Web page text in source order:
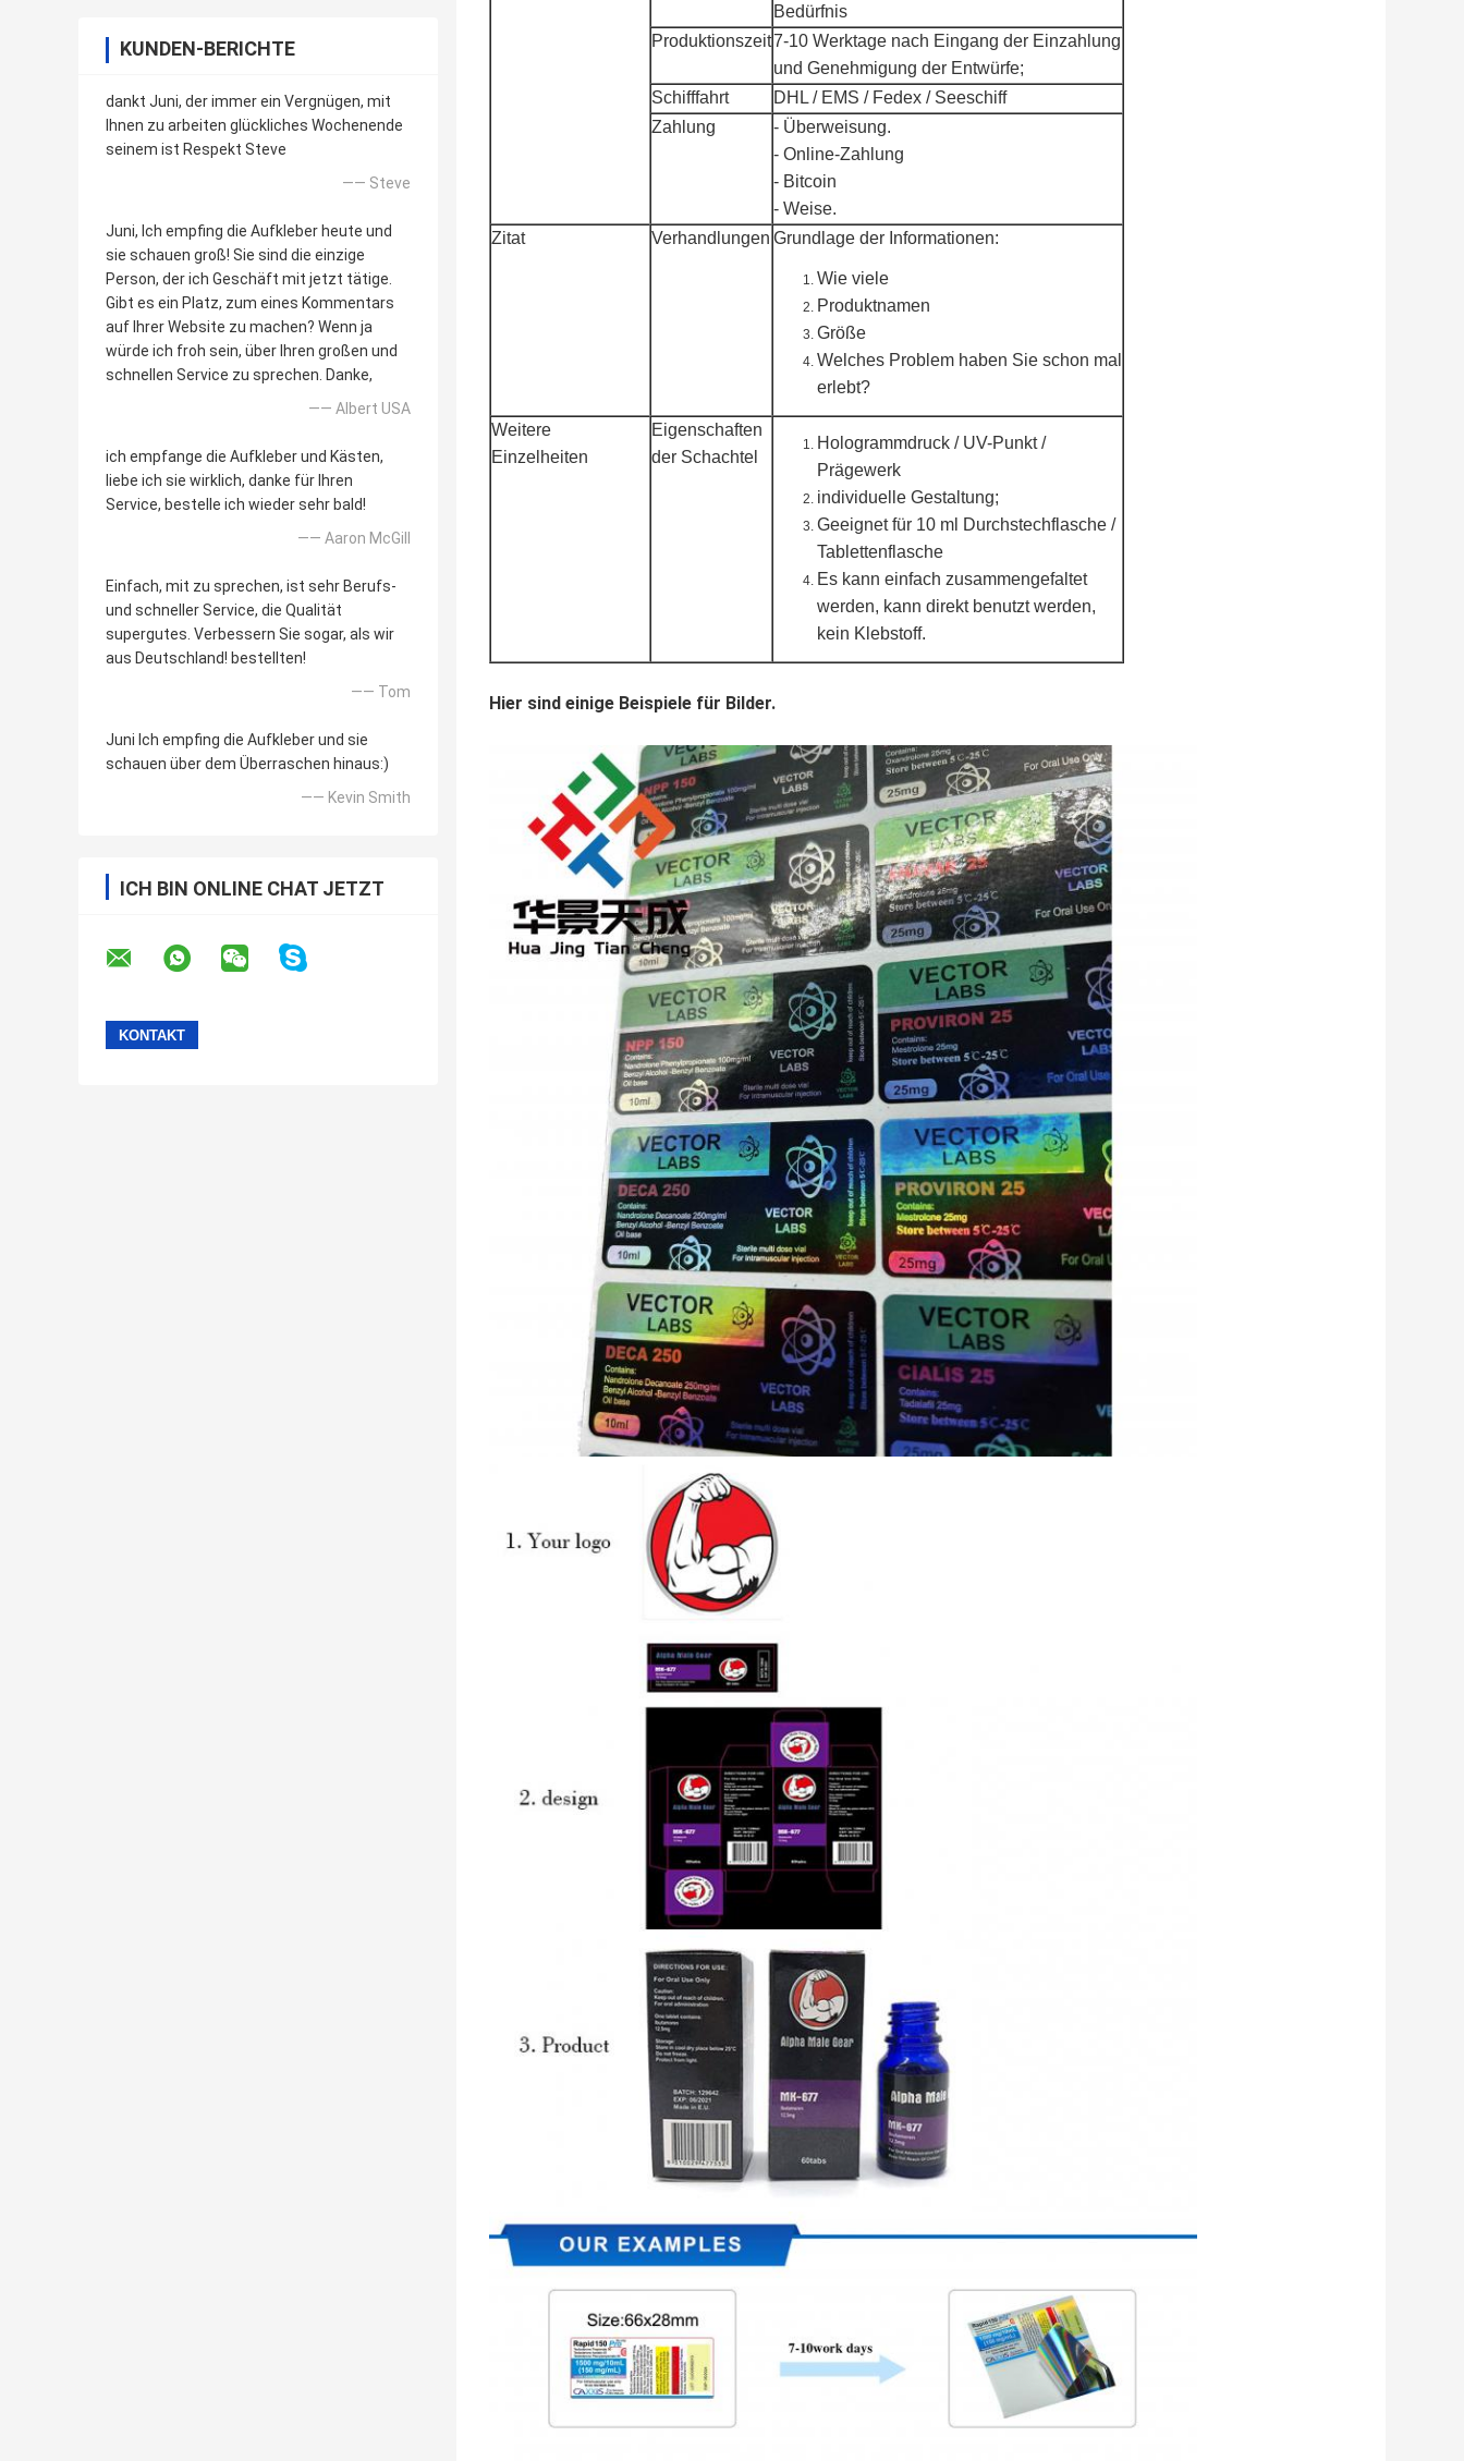
KUNDEN-BERICHTE
dankt Juni, der immer ein Vergnügen, mit
Ihnen zu arbeiten glückliches Wochenende
seinem ist Respekt Steve
—— Steve
Juni, Ich empfing die Aufkleber heute und
sie schauen groß! Sie sind die einzige
Person, der ich Geschäft mit jetzt tätige.
Gibt es ein Platz, zum eines Kommentars
auf Ihrer Website zu machen? Wenn ja
würde ich froh sein, über Ihren großen und
schnellen Service zu sprechen. Danke,
—— Albert USA
ich empfange die Aufkleber und Kästen,
liebe ich sie wirklich, danke für Ihren
Service, bestelle ich wieder sehr bald!
—— Aaron McGill
Einfach, mit zu sprechen, ist sehr Berufs-
und schneller Service, die Qualität
supergutes. Verbessern Sie sogar, als wir
aus Deutschland! bestellten!
—— Tom
Juni Ich empfing die Aufkleber und sie
schauen über dem Überraschen hinaus:)
—— Kevin Smith
ICH BIN ONLINE CHAT JETZT
Bedürfnis
Produktionszeit7-10 Werktage nach Eingang der Einzahlung
und Genehmigung der Entwürfe;
Schifffahrt
DHL / EMS / Fedex / Seeschiff
Zahlung
- Überweisung.
- Online-Zahlung
- Bitcoin
- Weise.
Zitat
Verhandlungen Grundlage der Informationen:
Wie viele
Produktnamen
Größe
Welches Problem haben Sie schon mal
erlebt?
Weitere
Einzelheiten
Eigenschaften
der Schachtel
Hologrammdruck / UV-Punkt /
Prägewerk
individuelle Gestaltung;
Geeignet für 10 ml Durchstechflasche /
Tablettenflasche
Es kann einfach zusammengefaltet
werden, kann direkt benutzt werden,
kein Klebstoff.
Hier sind einige Beispiele für Bilder.